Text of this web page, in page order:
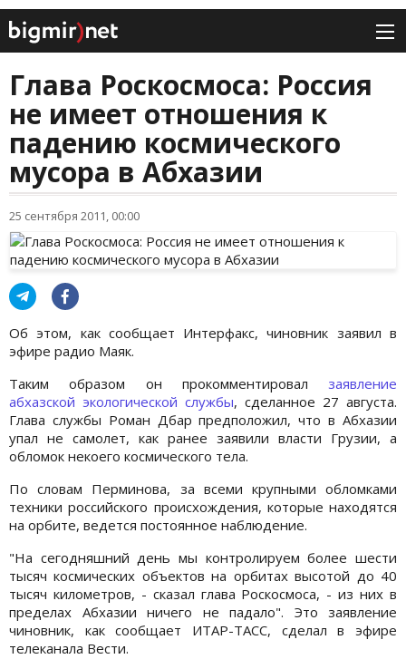
Глава Роскосмоса: Россия
не имеет отношения к
падению космического
мусора в Абхазии
25 сентября 2011, 00:00
Об этом, как сообщает Интерфакс, чиновник заявил в
эфире радио Маяк.
Таким образом он прокомментировал заявление
абхазской экологической службы, сделанное 27 августа.
Глава службы Роман Дбар предположил, что в Абхазии
упал не самолет, как ранее заявили власти Грузии, а
обломок некоего космического тела.
По словам Перминова, за всеми крупными обломками
техники российского происхождения, которые находятся
на орбите, ведется постоянное наблюдение.
"На сегодняшний день мы контролируем более шести
тысяч космических объектов на орбитах высотой до 40
тысяч километров, - сказал глава Роскосмоса, - из них в
пределах Абхазии ничего не падало". Это заявление
чиновник, как сообщает ИТАР-ТАСС, сделал в эфире
телеканала Вести.